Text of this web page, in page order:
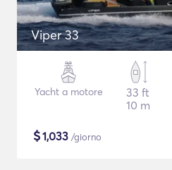
Viper 33
Yacht a motore
33 ft
10 m
$1,033 /giorno